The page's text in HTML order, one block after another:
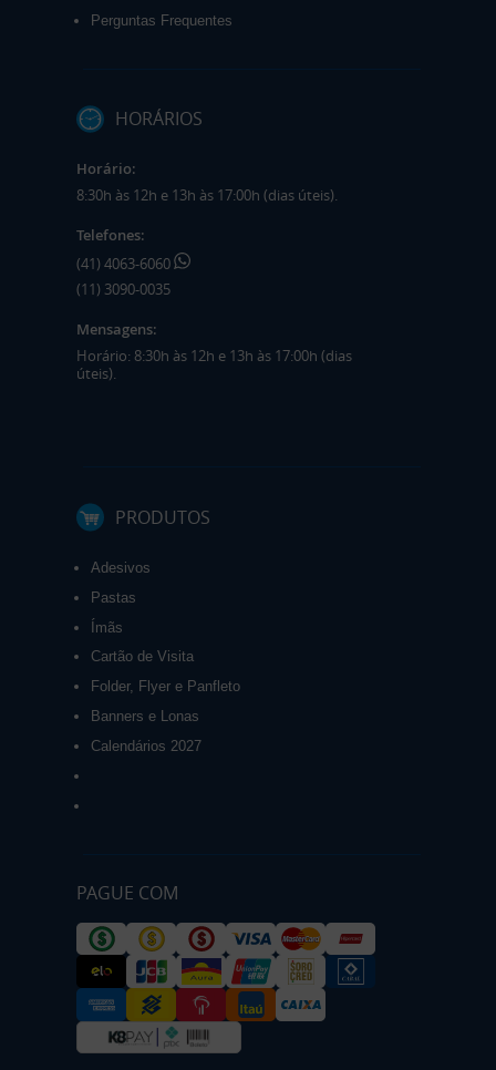
Perguntas Frequentes
HORÁRIOS
Horário:
8:30h às 12h e 13h às 17:00h (dias úteis).
Telefones:
(41) 4063-6060
(11) 3090-0035
Mensagens:
Horário: 8:30h às 12h e 13h às 17:00h (dias
úteis).
PRODUTOS
Adesivos
Pastas
Ímãs
Cartão de Visita
Folder, Flyer e Panfleto
Banners e Lonas
Calendários 2027
PAGUE COM